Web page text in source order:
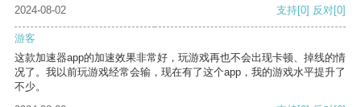
2024-08-02 支持[0] 反对[0]
游客
这款加速器app的加速效果非常好，玩游戏再也不会出现卡顿、掉线的情
况了。我以前玩游戏经常会输，现在有了这个app，我的游戏水平提升了
不少。